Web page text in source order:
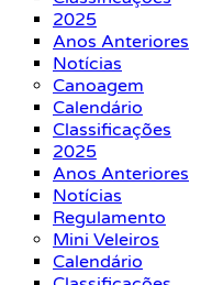
2025
Anos Anteriores
Notícias
Canoagem
Calendário
Classificações
2025
Anos Anteriores
Notícias
Regulamento
Mini Veleiros
Calendário